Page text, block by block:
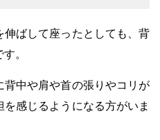
伸ばして座ったとしても、背
。
背中や肩や首の張りやコリが
感じるようになる方がいま